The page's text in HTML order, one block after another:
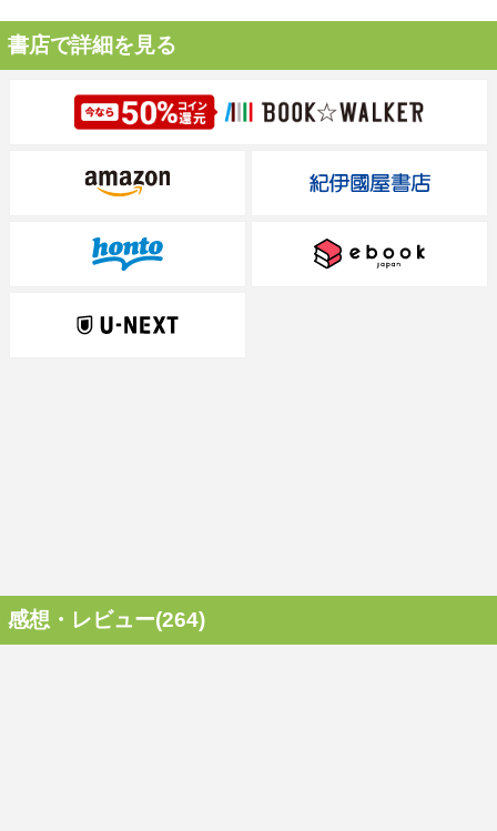
書店で詳細を見る
感想・レビュー(264)